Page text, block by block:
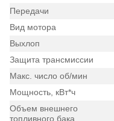
Передачи
Вид мотора
Выхлоп
Защита трансмиссии
Макс. число об/мин
Мощность, кВт*ч
Объем внешнего
топливного бака